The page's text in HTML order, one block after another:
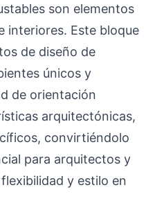
son elementos
interiores. Este bloque
de diseño de
únicos y
de orientación
arquitectónicas,
convirtiéndolo
para arquitectos y
y estilo en